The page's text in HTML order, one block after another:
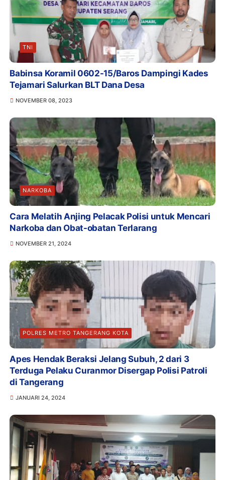
TNI
Babinsa Koramil 0602-15/Baros Dampingi Kades
Tejamari Salurkan BLT Dana Desa
NOVEMBER 08, 2023
NARKOBA
Cara Melatih Anjing Pelacak Polisi untuk Mencari
Narkoba dan Obat-obatan Terlarang
NOVEMBER 21, 2024
POLRES METRO TANGERANG KOTA
Apes Hendak Beraksi Jelang Subuh, 2 dari 3
Terduga Pelaku Curanmor Disergap Polisi Patroli
di Tangerang
JANUARI 24, 2024